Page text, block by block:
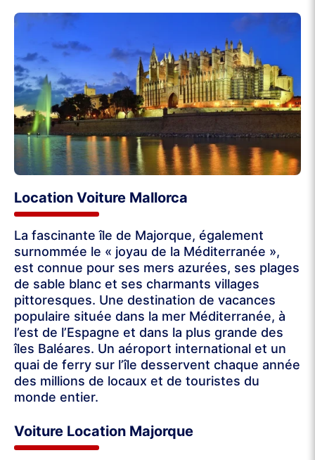
Location Voiture Mallorca
La fascinante île de Majorque, également
surnommée le « joyau de la Méditerranée »,
est connue pour ses mers azurées, ses plages
de sable blanc et ses charmants villages
pittoresques. Une destination de vacances
populaire située dans la mer Méditerranée, à
l’est de l’Espagne et dans la plus grande des
îles Baléares. Un aéroport international et un
quai de ferry sur l’île desservent chaque année
des millions de locaux et de touristes du
monde entier.
Voiture Location Majorque